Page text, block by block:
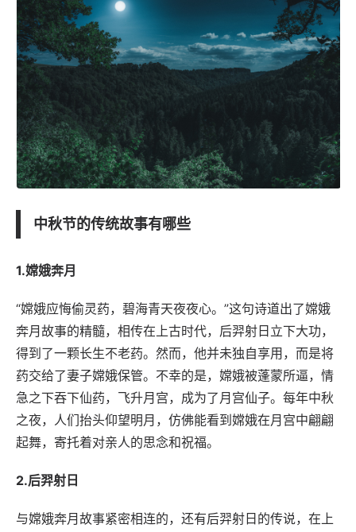
中秋节的传统故事有哪些
1.嫦娥奔月
“嫦娥应悔偷灵药，碧海青天夜夜心。”这句诗道出了嫦娥
奔月故事的精髓，相传在上古时代，后羿射日立下大功，
得到了一颗长生不老药。然而，他并未独自享用，而是将
药交给了妻子嫦娥保管。不幸的是，嫦娥被蓬蒙所逼，情
急之下吞下仙药，飞升月宫，成为了月宫仙子。每年中秋
之夜，人们抬头仰望明月，仿佛能看到嫦娥在月宫中翩翩
起舞，寄托着对亲人的思念和祝福。
2.后羿射日
与嫦娥奔月故事紧密相连的，还有后羿射日的传说，在上